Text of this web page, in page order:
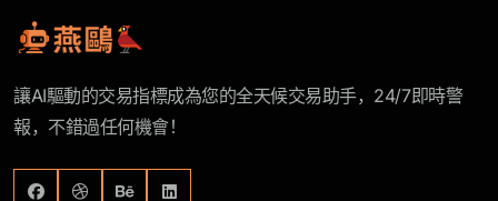
讓AI驅動的交易指標成為您的全天候交易助手，24/7即時警
報，不錯過任何機會！